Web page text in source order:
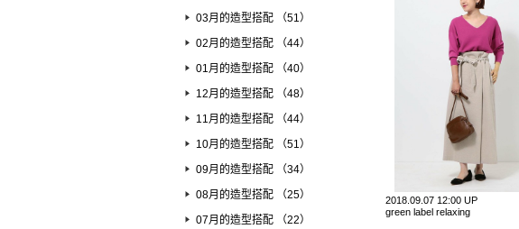
03月的造型搭配 （51）
02月的造型搭配 （44）
01月的造型搭配 （40）
12月的造型搭配 （48）
11月的造型搭配 （44）
10月的造型搭配 （51）
09月的造型搭配 （34）
08月的造型搭配 （25）
07月的造型搭配 （22）
2018.09.07 12:00 UP
green label relaxing